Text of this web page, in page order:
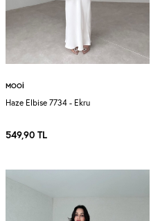
MOOI
Haze Elbise 7734 - Ekru
549,90 TL